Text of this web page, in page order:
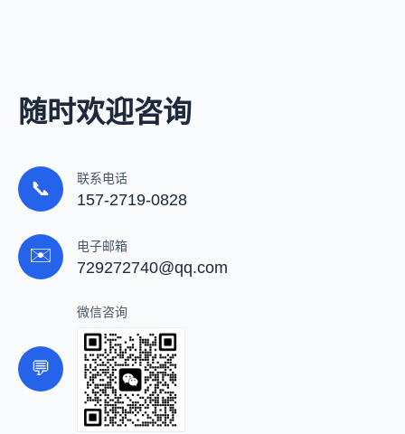
随时欢迎咨询
📞 联系电话
157-2719-0828
✉️ 电子邮箱
729272740@qq.com
💬
微信咨询